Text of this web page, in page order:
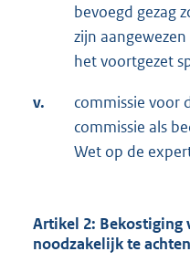
bevoegd gezag
zijn
het voortgezet
v.
commissie voor
commissie als
Wet op de
Artikel 2: Bekostiging
noodzakelijk te